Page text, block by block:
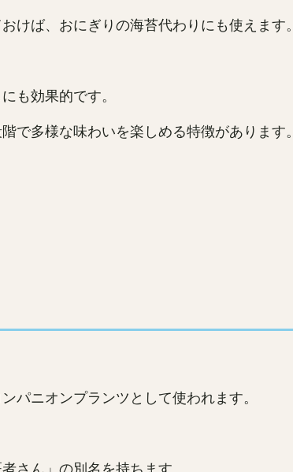
けば、おにぎりの海苔代わりにも使えます。
も効果的です。
で多様な味わいを楽しめる特徴があります。
パニオンプランツとして使われます。
さん」の別名を持ちます。